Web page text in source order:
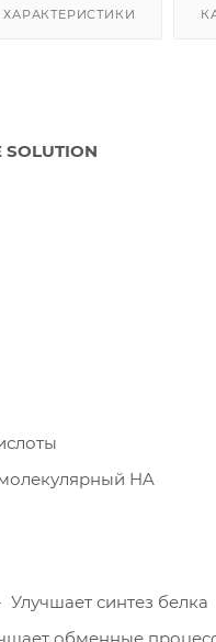
ХАРАКТЕРИСТИКИ
SOLUTION
HA
Улучшает синтез белка